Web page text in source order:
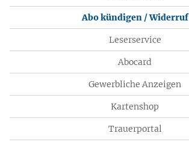
Abo kündigen / Widerruf
Leserservice
Abocard
Gewerbliche Anzeigen
Kartenshop
Trauerportal